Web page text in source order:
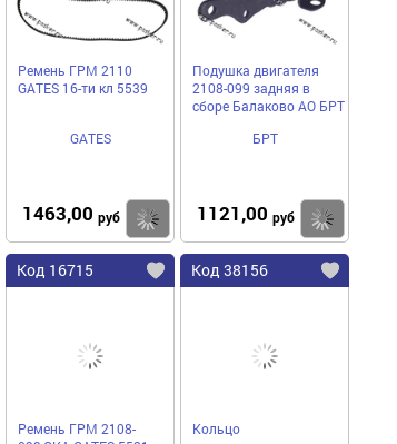
Ремень ГРМ 2110
GATES 16-ти кл 5539
GATES
1463,00 руб Купить
Подушка двигателя
2108-099 задняя в
сборе Балаково АО БРТ
БРТ
1121,00 руб
Код 16715
Ремень ГРМ 2108-
Код 38156
Кольцо